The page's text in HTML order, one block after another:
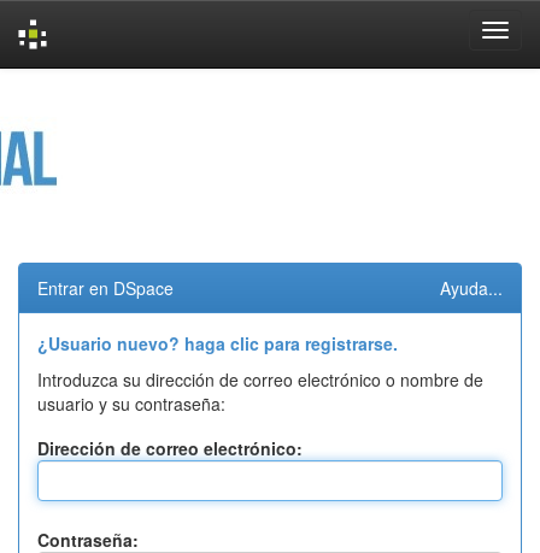
Entrar en DSpace Ayuda...
¿Usuario nuevo? haga clic para registrarse.
Introduzca su dirección de correo electrónico o nombre de
usuario y su contraseña:
Dirección de correo electrónico:
Contraseña: